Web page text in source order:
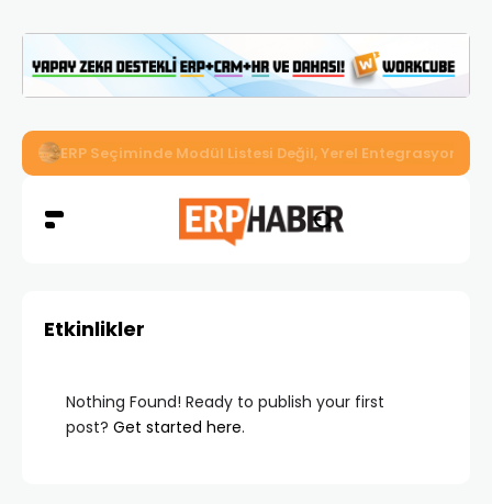
İkizler Aydınlatma, Workcube ERP ile Üretim, Satış ve
Etkinlikler
Nothing Found! Ready to publish your first
post? Get started here.